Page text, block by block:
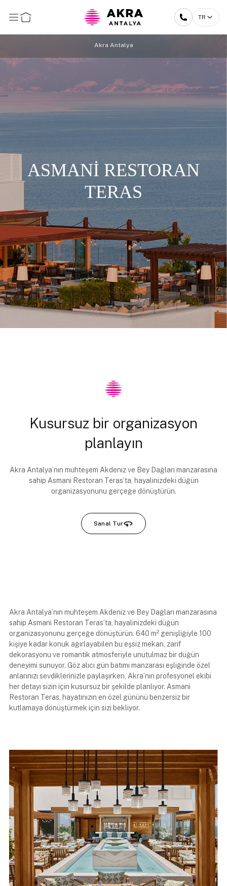
TR
Akra Antalya
ASMANİ RESTORAN
TERAS
Kusursuz bir organizasyon
planlayın
Akra Antalya’nın muhteşem Akdeniz ve Bey Dağları manzarasına
sahip Asmani Restoran Teras’ta, hayalinizdeki düğün
organizasyonunu gerçeğe dönüştürün.
Sanal Tur
Akra Antalya’nın muhteşem Akdeniz ve Bey Dağları manzarasına
sahip Asmani Restoran Teras’ta, hayalinizdeki düğün
organizasyonunu gerçeğe dönüştürün. 640 m² genişliğiyle 100
kişiye kadar konuk ağırlayabilen bu eşsiz mekan, zarif
dekorasyonu ve romantik atmosferiyle unutulmaz bir düğün
deneyimi sunuyor. Göz alıcı gün batımı manzarası eşliğinde özel
anlarınızı sevdiklerinizle paylaşırken, Akra’nın profesyonel ekibi
her detayı sizin için kusursuz bir şekilde planlıyor. Asmani
Restoran Teras, hayatınızın en özel gününü benzersiz bir
kutlamaya dönüştürmek için sizi bekliyor.